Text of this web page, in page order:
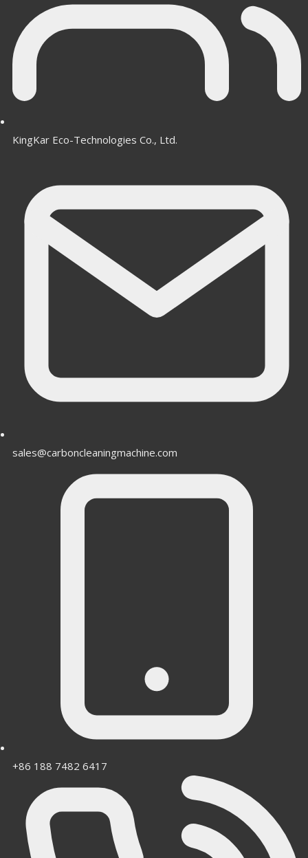
KingKar Eco-Technologies Co., Ltd.
sales@carboncleaningmachine.com
+86 188 7482 6417